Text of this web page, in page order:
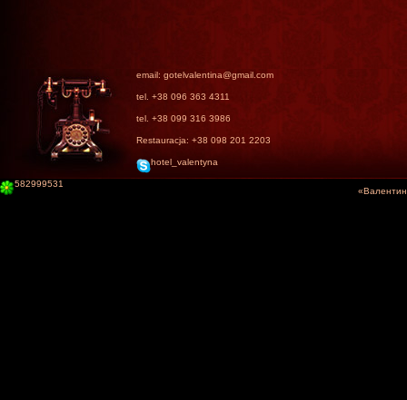
email: gotelvalentina@gmail.com
tel. +38 096 363 4311
tel. +38 099 316 3986
Restauracja: +38 098 201 2203
hotel_valentyna
582999531